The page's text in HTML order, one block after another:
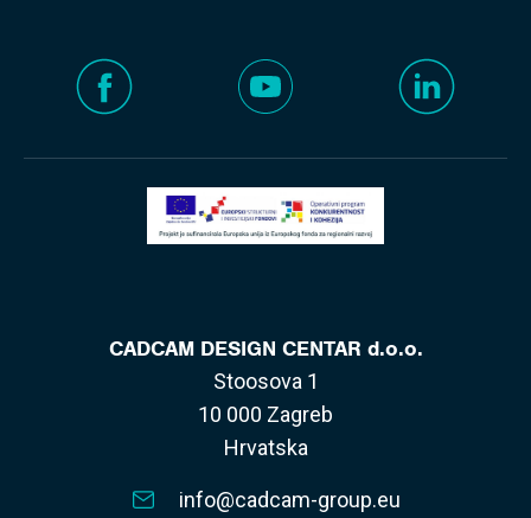
CADCAM DESIGN CENTAR d.o.o.
Stoosova 1
10 000 Zagreb
Hrvatska
info@cadcam-group.eu